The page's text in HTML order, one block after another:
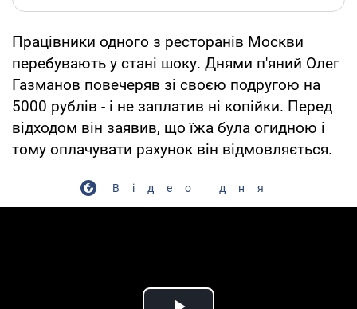
Працівники одного з ресторанів Москви
перебувають у стані шоку. Днями п'яний Олег
Газманов повечеряв зі своєю подругою на
5000 рублів - і не заплатив ні копійки. Перед
відходом він заявив, що їжа була огидною і
тому оплачувати рахунок він відмовляється.
Відео дня